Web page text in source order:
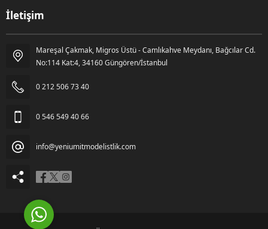
İletişim
Mareşal Çakmak, Migros Üstü - Camlıkahve Meydanı, Bağcılar Cd.
No:114 Kat:4, 34160 Güngören/İstanbul
0 212 506 73 40
0 546 549 40 66
info@yeniumitmodelistlik.com
Gözde Kara